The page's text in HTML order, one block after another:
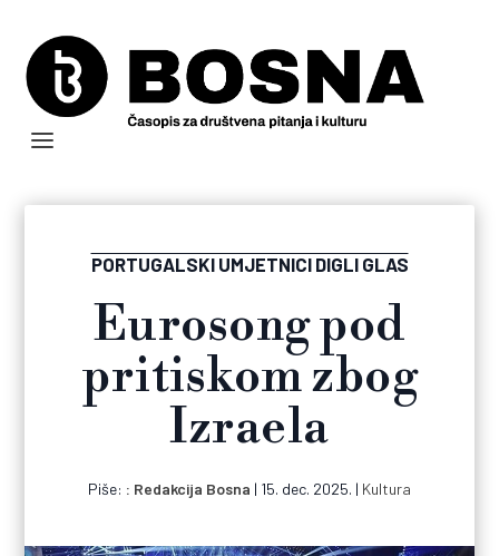
PORTUGALSKI UMJETNICI DIGLI GLAS
Eurosong pod
pritiskom zbog
Izraela
Piše: Redakcija Bosna | 15. dec. 2025. | Kultura